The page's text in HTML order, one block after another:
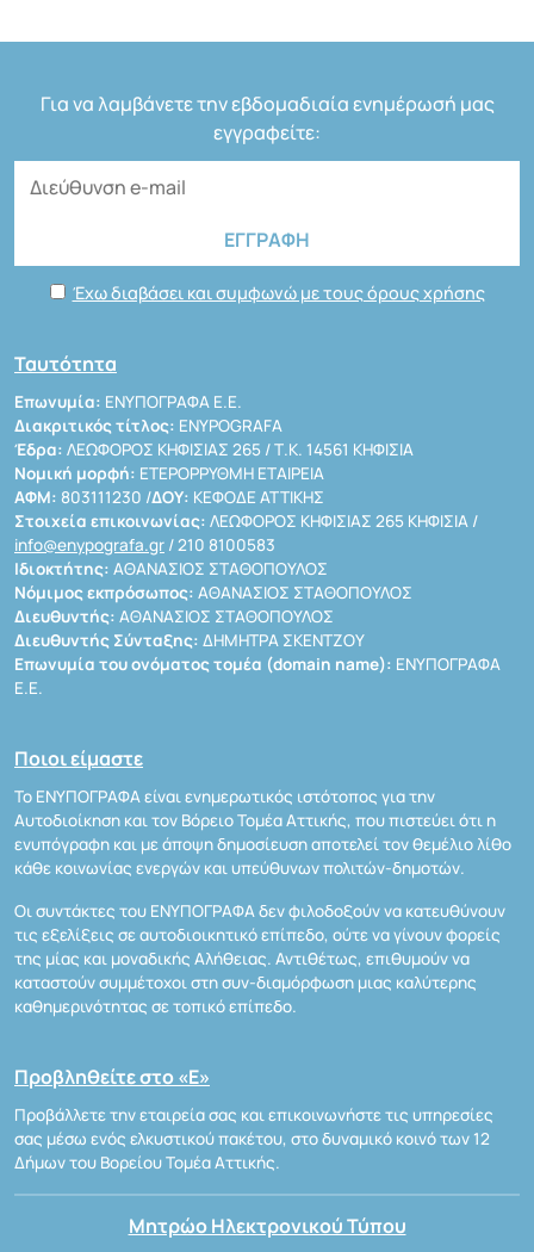
Για να λαμβάνετε την εβδομαδιαία ενημέρωσή μας
εγγραφείτε:
Έχω διαβάσει και συμφωνώ με τους όρους χρήσης
Ταυτότητα
Επωνυμία: ΕΝΥΠΟΓΡΑΦΑ Ε.Ε.
Διακριτικός τίτλος: ENYPOGRAFA
Έδρα: ΛΕΩΦΟΡΟΣ ΚΗΦΙΣΙΑΣ 265 / Τ.Κ. 14561 ΚΗΦΙΣΙΑ
Νομική μορφή: ΕΤΕΡΟΡΡΥΘΜΗ ΕΤΑΙΡΕΙΑ
ΑΦΜ: 803111230 /ΔΟΥ: ΚΕΦΟΔΕ ΑΤΤΙΚΗΣ
Στοιχεία επικοινωνίας: ΛΕΩΦΟΡΟΣ ΚΗΦΙΣΙΑΣ 265 ΚΗΦΙΣΙΑ /
info@enypografa.gr / 210 8100583
Ιδιοκτήτης: ΑΘΑΝΑΣΙΟΣ ΣΤΑΘΟΠΟΥΛΟΣ
Νόμιμος εκπρόσωπος: ΑΘΑΝΑΣΙΟΣ ΣΤΑΘΟΠΟΥΛΟΣ
Διευθυντής: ΑΘΑΝΑΣΙΟΣ ΣΤΑΘΟΠΟΥΛΟΣ
Διευθυντής Σύνταξης: ΔΗΜΗΤΡΑ ΣΚΕΝΤΖΟΥ
Επωνυμία του ονόματος τομέα (domain name): ΕΝΥΠΟΓΡΑΦΑ
Ε.Ε.
Ποιοι είμαστε
Το ΕΝΥΠΟΓΡΑΦΑ είναι ενημερωτικός ιστότοπος για την
Αυτοδιοίκηση και τον Βόρειο Τομέα Αττικής, που πιστεύει ότι η
ενυπόγραφη και με άποψη δημοσίευση αποτελεί τον θεμέλιο λίθο
κάθε κοινωνίας ενεργών και υπεύθυνων πολιτών-δημοτών.
Οι συντάκτες του ΕΝΥΠΟΓΡΑΦΑ δεν φιλοδοξούν να κατευθύνουν
τις εξελίξεις σε αυτοδιοικητικό επίπεδο, ούτε να γίνουν φορείς
της μίας και μοναδικής Αλήθειας. Αντιθέτως, επιθυμούν να
καταστούν συμμέτοχοι στη συν-διαμόρφωση μιας καλύτερης
καθημερινότητας σε τοπικό επίπεδο.
Προβληθείτε στο «Ε»
Προβάλλετε την εταιρεία σας και επικοινωνήστε τις υπηρεσίες
σας μέσω ενός ελκυστικού πακέτου, στο δυναμικό κοινό των 12
Δήμων του Βορείου Τομέα Αττικής.
Μητρώο Ηλεκτρονικού Τύπου